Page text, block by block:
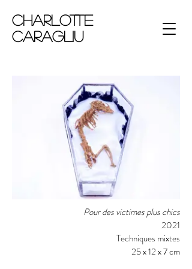
Charlotte
Caragliu
Pour des victimes plus chics
2021
Techniques mixtes
25 x 12 x 7 cm